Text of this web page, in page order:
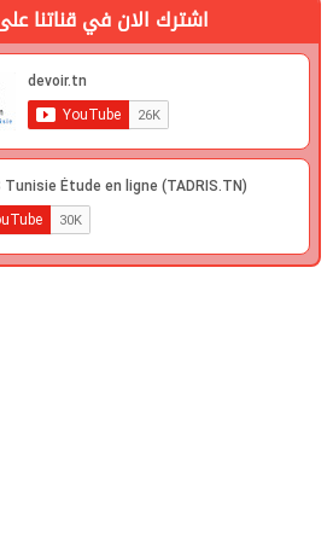
اشترك الان في قناتنا